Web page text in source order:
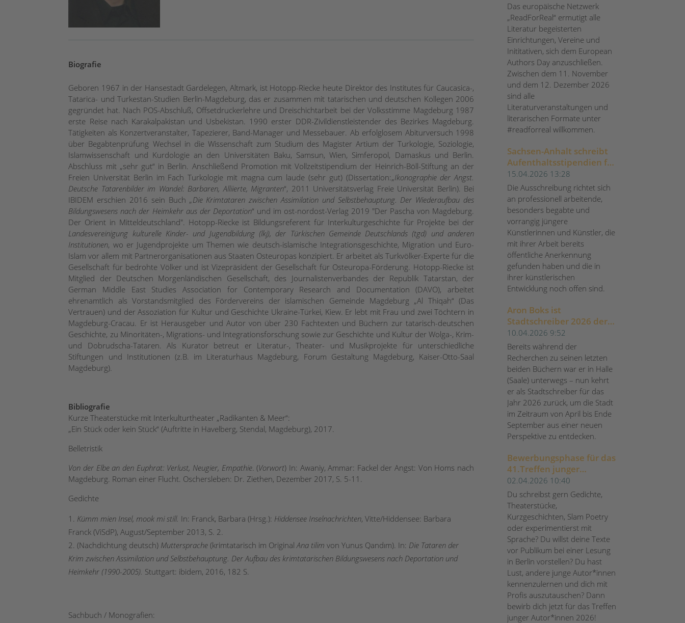
Biografie
Geboren 1967 in der Hansestadt Gardelegen, Altmark, ist Hotopp-Riecke heute Direktor des Institutes für Caucasica-,
Tatarica- und Turkestan-Studien Berlin-Magdeburg, das er zusammen mit tatarischen und deutschen Kollegen 2006
gegründet hat. Nach POS-Abschluß, Offsetdruckerlehre und Dreischichtarbeit bei der Volksstimme Magdeburg 1987
erste Reise nach Karakalpakistan und Usbekistan. 1990 erster DDR-Zivildienstleistender des Bezirkes Magdeburg.
Tätigkeiten als Konzertveranstalter, Tapezierer, Band-Manager und Messebauer. Ab erfolglosem Abiturversuch 1998
über Begabtenprüfung Wechsel in die Wissenschaft zum Studium des Magister Artium der Turkologie, Soziologie,
Islamwissenschaft und Kurdologie an den Universitäten Baku, Samsun, Wien, Simferopol, Damaskus und Berlin.
Abschluss mit „sehr gut“ in Berlin. Anschließend Promotion mit Vollzeitstipendium der Heinrich-Böll-Stiftung an der
Freien Universität Berlin im Fach Turkologie mit magna cum laude (sehr gut) (Dissertation:„Ikonographie der Angst.
Deutsche Tatarenbilder im Wandel: Barbaren, Alliierte, Migranten“, 2011 Universitätsverlag Freie Universität Berlin). Bei
IBIDEM erschien 2016 sein Buch „Die Krimtataren zwischen Assimilation und Selbstbehauptung. Der Wiederaufbau des
Bildungswesens nach der Heimkehr aus der Deportation“ und im ost-nordost-Verlag 2019 "Der Pascha von Magdeburg.
Der Orient in Mitteldeutschland". Hotopp-Riecke ist Bildungsreferent für Interkulturgeschichte für Projekte bei der
Landesvereinigung kulturelle Kinder- und Jugendbildung (lkj), der Türkischen Gemeinde Deutschlands (tgd) und anderen
Institutionen, wo er Jugendprojekte um Themen wie deutsch-islamische Integrationsgeschichte, Migration und Euro-
Islam vor allem mit Partnerorganisationen aus Staaten Osteuropas konzipiert. Er arbeitet als Turkvölker-Experte für die
Gesellschaft für bedrohte Völker und ist Vizepräsident der Gesellschaft für Osteuropa-Förderung. Hotopp-Riecke ist
Mitglied der Deutschen Morgenländischen Gesellschaft, des Journalistenverbandes der Republik Tatarstan, der
German Middle East Studies Association for Contemporary Research and Documentation (DAVO), arbeitet
ehrenamtlich als Vorstandsmitglied des Fördervereins der islamischen Gemeinde Magdeburg „Al Thiqah“ (Das
Vertrauen) und der Assoziation für Kultur und Geschichte Ukraine-Türkei, Kiew. Er lebt mit Frau und zwei Töchtern in
Magdeburg-Cracau. Er ist Herausgeber und Autor von über 230 Fachtexten und Büchern zur tatarisch-deutschen
Geschichte, zu Minoritäten-, Migrations- und Integrationsforschung sowie zur Geschichte und Kultur der Wolga-, Krim-
und Dobrudscha-Tataren. Als Kurator betreut er Literatur-, Theater- und Musikprojekte für unterschiedliche
Stiftungen und Institutionen (z.B. im Literaturhaus Magdeburg, Forum Gestaltung Magdeburg, Kaiser-Otto-Saal
Magdeburg).
Bibliografie
Kurze Theaterstücke mit Interkulturtheater „Radikanten & Meer“:
„Ein Stück oder kein Stück“ (Auftritte in Havelberg, Stendal, Magdeburg), 2017.
Belletristik
Von der Elbe an den Euphrat: Verlust, Neugier, Empathie. (Vorwort) In: Awaniy, Ammar: Fackel der Angst: Von Homs nach
Magdeburg. Roman einer Flucht. Oschersleben: Dr. Ziethen, Dezember 2017, S. 5-11.
Gedichte
Kümm mien Insel, mook mi still. In: Franck, Barbara (Hrsg.): Hiddensee Inselnachrichten, Vitte/Hiddensee: Barbara
Franck (ViSdP), August/September 2013, S. 2.
(Nachdichtung deutsch) Muttersprache (krimtatarisch im OriginalAna tilim von Yunus Qandım). In: Die Tataren der
Krim zwischen Assimilation und Selbstbehauptung. Der Aufbau des krimtatarischen Bildungswesens nach Deportation und
Heimkehr (1990-2005). Stuttgart: ibidem, 2016, 182 S.
Sachbuch / Monografien:
Das europäische Netzwerk
„ReadForReal“ ermutigt alle
Literatur begeisterten
Einrichtungen, Vereine und
Inititativen, sich dem European
Authors Day anzuschließen.
Zwischen dem 11. November
und dem 12. Dezember 2026
sind alle
Literaturveranstaltungen und
literarischen Formate unter
#readforreal willkommen.
Sachsen-Anhalt schreibt
Aufenthaltsstipendien für
Künstlerinnen und
Künstler aus
15.04.2026 13:28
Die Ausschreibung richtet sich
an professionell arbeitende,
besonders begabte und
vorrangig jüngere
Künstlerinnen und Künstler, die
mit ihrer Arbeit bereits
öffentliche Anerkennung
gefunden haben und die in
ihrer künstlerischen
Entwicklung noch offen sind.
Aron Boks ist
Stadtschreiber 2026 der
Stadt Halle (Saale)
10.04.2026 9:52
Bereits während der
Recherchen zu seinen letzten
beiden Büchern war er in Halle
(Saale) unterwegs – nun kehrt
er als Stadtschreiber für das
Jahr 2026 zurück, um die Stadt
im Zeitraum von April bis Ende
September aus einer neuen
Perspektive zu entdecken.
Bewerbungsphase für das
41.Treffen junger
Autor*innen 2026 der
Berliner Festspiele
gestartet
02.04.2026 10:40
Du schreibst gern Gedichte,
Theaterstücke,
Kurzgeschichten, Slam Poetry
oder experimentierst mit
Sprache? Du willst deine Texte
vor Publikum bei einer Lesung
in Berlin vorstellen? Du hast
Lust, andere junge Autor*innen
kennenzulernen und dich mit
Profis auszutauschen? Dann
bewirb dich jetzt für das Treffen
junger Autor*innen 2026!